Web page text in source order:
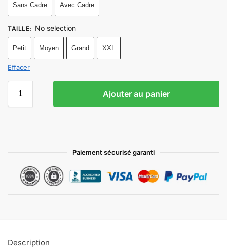
Sans Cadre Avec Cadre
TAILLE: No selection
Petit Moyen Grand XXL
Effacer
Ajouter au panier
Paiement sécurisé garanti
Description